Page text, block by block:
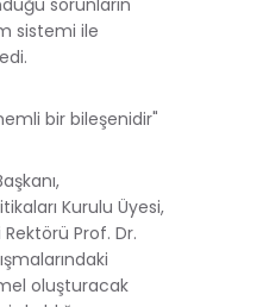
sistemi ile
bir bileşenidir"
Kurulu Üyesi,
Prof. Dr.
oluşturacak